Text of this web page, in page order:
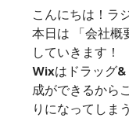
こんにちは！ラ
本日は 「会社概
していきます！
Wixはドラッグ
成ができるから
りになってしま